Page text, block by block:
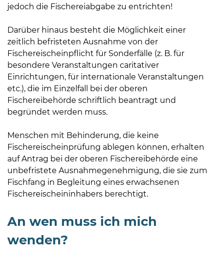
jedoch die Fischereiabgabe zu entrichten!
Darüber hinaus besteht die Möglichkeit einer
zeitlich befristeten Ausnahme von der
Fischereischeinpflicht für Sonderfälle (z. B. für
besondere Veranstaltungen caritativer
Einrichtungen, für internationale Veranstaltungen
etc.), die im Einzelfall bei der oberen
Fischereibehörde schriftlich beantragt und
begründet werden muss.
Menschen mit Behinderung, die keine
Fischereischeinprüfung ablegen können, erhalten
auf Antrag bei der oberen Fischereibehörde eine
unbefristete Ausnahmegenehmigung, die sie zum
Fischfang in Begleitung eines erwachsenen
Fischereischeininhabers berechtigt.
An wen muss ich mich
wenden?